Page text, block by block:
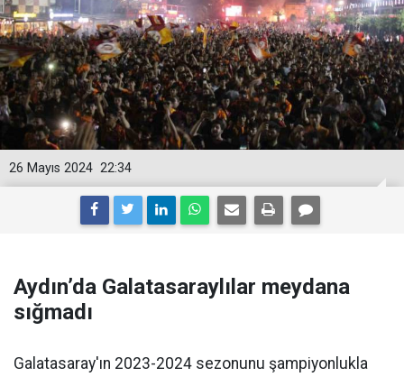
22:34
26 Mayıs 2024
Aydın’da Galatasaraylılar meydana
sığmadı
Galatasaray'ın 2023-2024 sezonunu şampiyonlukla